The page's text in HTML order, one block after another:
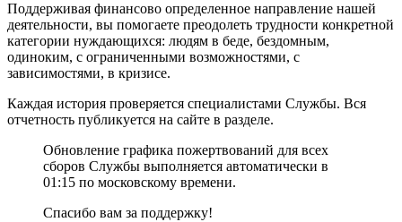
Поддерживая финансово определенное направление нашей
деятельности, вы помогаете преодолеть трудности конкретной
категории нуждающихся: людям в беде, бездомным,
одиноким, с ограниченными возможностями, с
зависимостями, в кризисе.
Каждая история проверяется специалистами Службы. Вся
отчетность публикуется на сайте в разделе.
Обновление графика пожертвований для всех
сборов Службы выполняется автоматически в
01:15 по московскому времени.
Спасибо вам за поддержку!